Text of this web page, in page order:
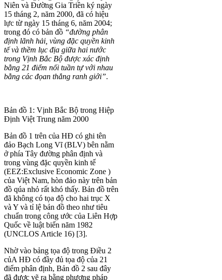
Niên và Đường Gia Triền ký ngày
15 tháng 2, năm 2000, đã có hiệu
lực từ ngày 15 tháng 6, năm 2004;
trong đó có bản đồ “đường phân
định lãnh hải, vùng đặc quyền kinh
tế và thềm lục địa giữa hai nước
trong Vịnh Bắc Bộ được xác định
bằng 21 điểm nối tuần tự với nhau
bằng các đọan thẳng ranh giới”.
Bản đồ 1: Vịnh Bắc Bộ trong Hiệp
Định Việt Trung năm 2000
Bản đồ 1 trên của HĐ có ghi tên
đảo Bạch Long Vĩ (BLV) bên nằm
ở phía Tây đường phân định và
trong vùng đặc quyền kinh tế
(EEZ:Exclusive Economic Zone )
của Việt Nam, hòn đảo này trên bản
đồ qúa nhỏ rất khó thấy. Bản đồ trên
đã không có tọa độ cho hai trục X
và Y và tỉ lệ bản đồ theo như tiêu
chuẩn trong công ước của Liên Hợp
Quốc về luật biển năm 1982
(UNCLOS Article 16) [3].
Nhờ vào bảng tọa độ trong Điều 2
củA HĐ có đầy đủ tọa độ của 21
điểm phân định, Bản đồ 2 sau đây
đã được vẽ ra bằng phương pháp